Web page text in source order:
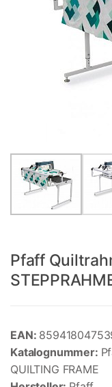
Pfaff
EAN:
Katalognummer:
QUILTING FRAME